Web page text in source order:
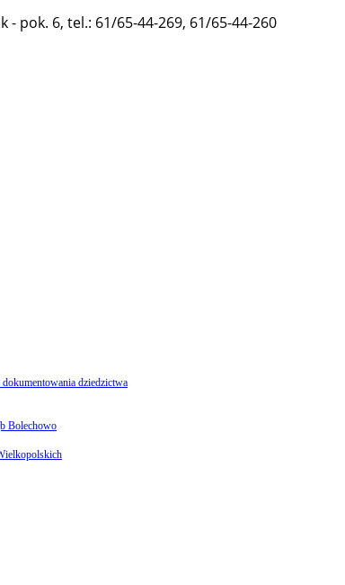
- pok. 6, tel.: 61/65-44-269, 61/65-44-260
dziedzictwa
Bolechowo